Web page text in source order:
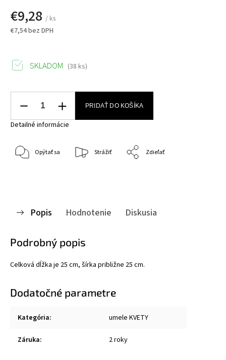
€9,28 / ks
€7,54 bez DPH
SKLADOM (38 ks)
PRIDAŤ DO KOŠÍKA
Detailné informácie
Opýtať sa Strážiť Zdieľať
Popis Hodnotenie Diskusia
Podrobný popis
Celková dĺžka je 25 cm, šírka približne 25 cm.
Dodatočné parametre
Kategória: umele KVETY
Záruka: 2 roky